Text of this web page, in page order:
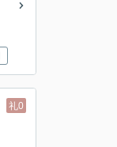
礼0